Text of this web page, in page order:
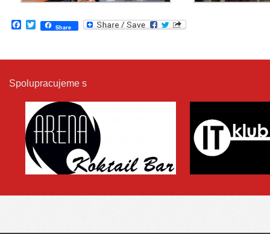
Facebook
TwitterShare
Spolupracujeme s